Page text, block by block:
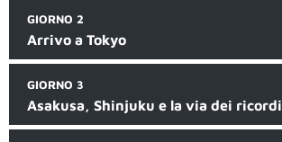
GIORNO 2
Arrivo a Tokyo
GIORNO 3
Asakusa, Shinjuku e la via dei ricordi